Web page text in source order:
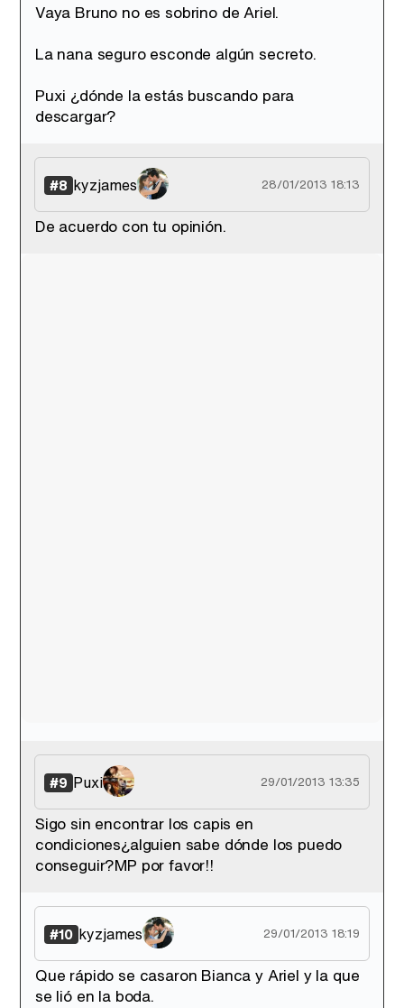
Vaya Bruno no es sobrino de Ariel.
La nana seguro esconde algún secreto.
Puxi ¿dónde la estás buscando para
descargar?
#8 kyzjames 28/01/2013 18:13
De acuerdo con tu opinión.
#9 Puxi 29/01/2013 13:35
Sigo sin encontrar los capis en
condiciones¿alguien sabe dónde los puedo
conseguir?MP por favor!!
#10 kyzjames 29/01/2013 18:19
Que rápido se casaron Bianca y Ariel y la que
se lió en la boda.